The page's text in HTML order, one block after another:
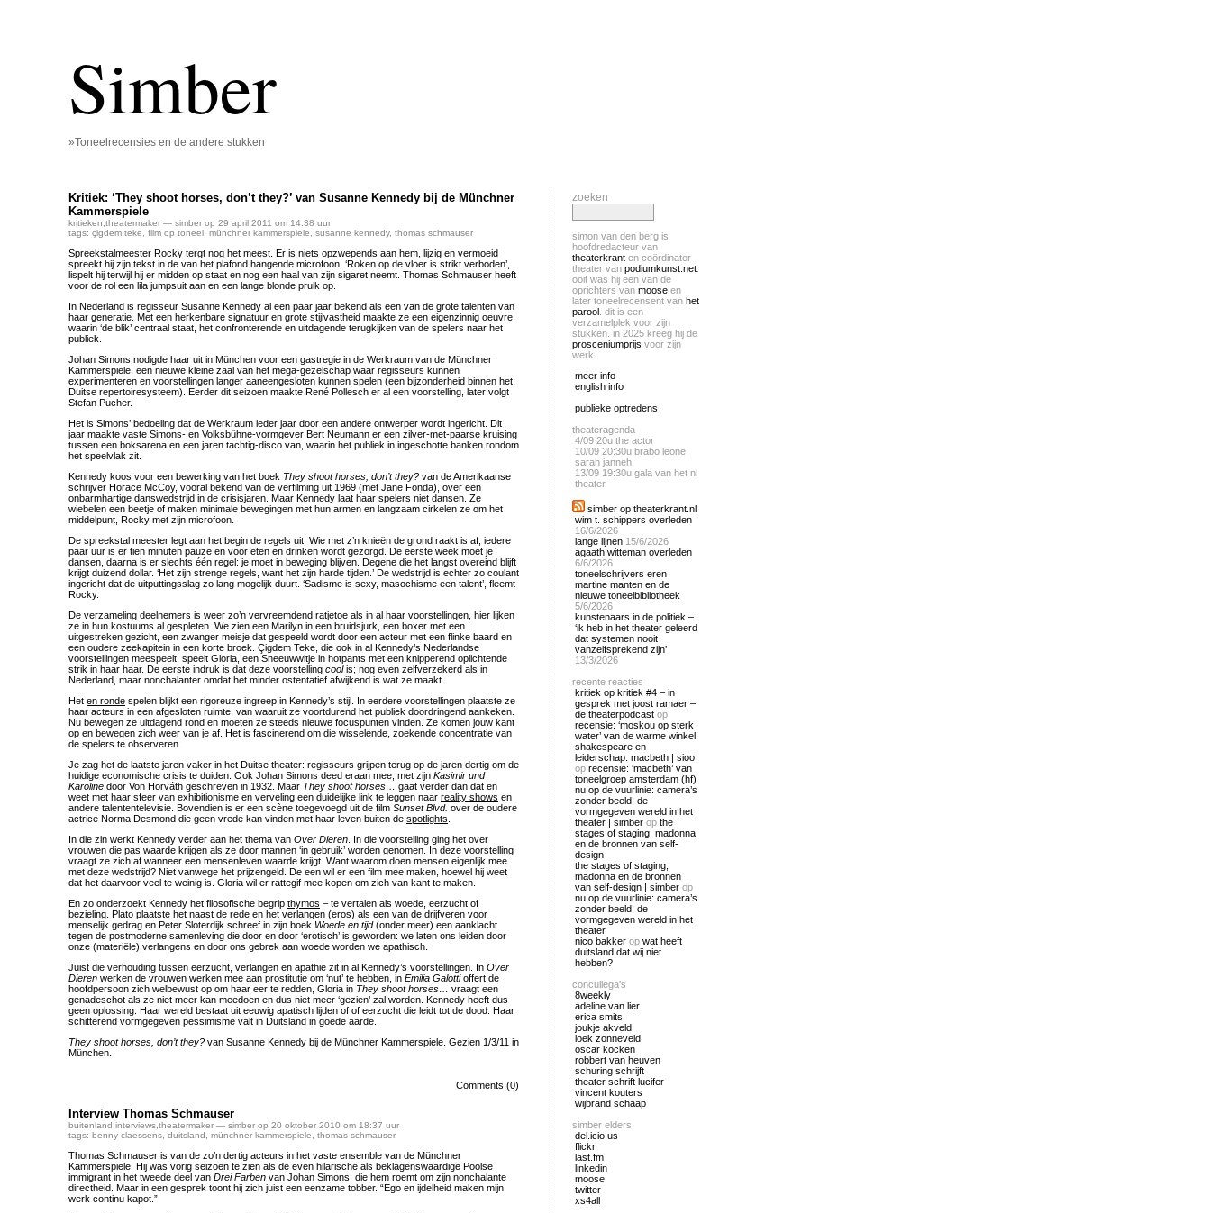
Simber
»Toneelrecensies en de andere stukken
Kritiek: ‘They shoot horses, don’t they?’ van Susanne Kennedy bij de Münchner
Kammerspiele
kritieken theatermaker — simber op 29 april 2011 om 14:38 uur
tags: çigdem teke film op toneel münchner kammerspiele susanne kennedy, thomas schmauser
Spreekstalmeester Rocky tergt nog het meest. Er is niets opzwepends aan hem, lijzig en vermoeid
spreekt hij zijn tekst in de van het plafond hangende microfoon. ‘Roken op de vloer is strikt verboden’,
lispelt hij terwijl hij er midden op staat en nog een haal van zijn sigaret neemt. Thomas Schmauser heeft
voor de rol een lila jumpsuit aan en een lange blonde pruik op.
In Nederland is regisseur Susanne Kennedy al een paar jaar bekend als een van de grote talenten van
haar generatie. Met een herkenbare signatuur en grote stijlvastheid maakte ze een eigenzinnig oeuvre,
waarin ‘de blik’ centraal staat, het confronterende en uitdagende terugkijken van de spelers naar het
publiek.
Johan Simons nodigde haar uit in München voor een gastregie in de Werkraum van de Münchner
Kammerspiele, een nieuwe kleine zaal van het mega-gezelschap waar regisseurs kunnen
experimenteren en voorstellingen langer aaneengesloten kunnen spelen (een bijzonderheid binnen het
Duitse repertoiresysteem). Eerder dit seizoen maakte René Pollesch er al een voorstelling, later volgt
Stefan Pucher.
Het is Simons’ bedoeling dat de Werkraum ieder jaar door een andere ontwerper wordt ingericht. Dit
jaar maakte vaste Simons- en Volksbühne-vormgever Bert Neumann er een zilver-met-paarse kruising
tussen een boksarena en een jaren tachtig-disco van, waarin het publiek in ingeschotte banken rondom
het speelvlak zit.
Kennedy koos voor een bewerking van het boek They shoot horses, don’t they? van de Amerikaanse
schrijver Horace McCoy, vooral bekend van de verfilming uit 1969 (met Jane Fonda), over een
onbarmhartige danswedstrijd in de crisisjaren. Maar Kennedy laat haar spelers niet dansen. Ze
wiebelen een beetje of maken minimale bewegingen met hun armen en langzaam cirkelen ze om het
middelpunt, Rocky met zijn microfoon.
De spreekstal meester legt aan het begin de regels uit. Wie met z’n knieën de grond raakt is af, iedere
paar uur is er tien minuten pauze en voor eten en drinken wordt gezorgd. De eerste week moet je
dansen, daarna is er slechts één regel: je moet in beweging blijven. Degene die het langst overeind blijft
krijgt duizend dollar. ‘Het zijn strenge regels, want het zijn harde tijden.’ De wedstrijd is echter zo coulant
ingericht dat de uitputtingsslag zo lang mogelijk duurt. ‘Sadisme is sexy, masochisme een talent’, fleemt
Rocky.
De verzameling deelnemers is weer zo’n vervreemdend ratjetoe als in al haar voorstellingen, hier lijken
ze in hun kostuums al gespleten. We zien een Marilyn in een bruidsjurk, een boxer met een
uitgestreken gezicht, een zwanger meisje dat gespeeld wordt door een acteur met een flinke baard en
een oudere zeekapitein in een korte broek. Çigdem Teke, die ook in al Kennedy’s Nederlandse
voorstellingen meespeelt, speelt Gloria, een Sneeuwwitje in hotpants met een knipperend oplichtende
strik in haar haar. De eerste indruk is dat deze voorstelling coolis; nog even zelfverzekerd als in
Nederland, maar nonchalanter omdat het minder ostentatief afwijkend is wat ze maakt.
Het en ronde spelen blijkt een rigoreuze ingreep in Kennedy’s stijl. In eerdere voorstellingen plaatste ze
haar acteurs in een afgesloten ruimte, van waaruit ze voortdurend het publiek doordringend aankeken.
Nu bewegen ze uitdagend rond en moeten ze steeds nieuwe focuspunten vinden. Ze komen jouw kant
op en bewegen zich weer van je af. Het is fascinerend om die wisselende, zoekende concentratie van
de spelers te observeren.
Je zag het de laatste jaren vaker in het Duitse theater: regisseurs grijpen terug op de jaren dertig om de
huidige economische crisis te duiden. Ook Johan Simons deed eraan mee, met zijn Kasimir und
Karoline door Von Horváth geschreven in 1932. Maar They shoot horses… gaat verder dan dat en
weet met haar sfeer van exhibitionisme en verveling een duidelijke link te leggen naar reality shows en
andere talententelevisie. Bovendien is er een scène toegevoegd uit de film Sunset Blvd. over de oudere
actrice Norma Desmond die geen vrede kan vinden met haar leven buiten de spotlights
In die zin werkt Kennedy verder aan het thema van Over Dieren . In die voorstelling ging het over
vrouwen die pas waarde krijgen als ze door mannen ‘in gebruik’ worden genomen. In deze voorstelling
vraagt ze zich af wanneer een mensenleven waarde krijgt. Want waarom doen mensen eigenlijk mee
met deze wedstrijd? Niet vanwege het prijzengeld. De een wil er een film mee maken, hoewel hij weet
dat het daarvoor veel te weinig is. Gloria wil er rattegif mee kopen om zich van kant te maken.
En zo onderzoekt Kennedy het filosofische begrip thymos – te vertalen als woede, eerzucht of
bezieling. Plato plaatste het naast de rede en het verlangen (eros) als een van de drijfveren voor
menselijk gedrag en Peter Sloterdijk schreef in zijn boek Woede en tijd(onder meer) een aanklacht
tegen de postmoderne samenleving die door en door ‘erotisch’ is geworden: we laten ons leiden door
onze (materiële) verlangens en door ons gebrek aan woede worden we apathisch.
Juist die verhouding tussen eerzucht, verlangen en apathie zit in al Kennedy’s voorstellingen. In Over
Dieren werken de vrouwen werken mee aan prostitutie om ‘nut’ te hebben, in Emilia Galottioffert de
hoofdpersoon zich welbewust op om haar eer te redden, Gloria in They shoot horses… vraagt een
genadeschot als ze niet meer kan meedoen en dus niet meer ‘gezien’ zal worden. Kennedy heeft dus
geen oplossing. Haar wereld bestaat uit eeuwig apatisch lijden of of eerzucht die leidt tot de dood. Haar
schitterend vormgegeven pessimisme valt in Duitsland in goede aarde.
They shoot horses, don’t they? van Susanne Kennedy bij de Münchner Kammerspiele. Gezien 1/3/11 in
München.
Comments (0)
Interview Thomas Schmauser
buitenland interviews theatermaker — simber op 20 oktober 2010 om 18:37 uur
tags: benny claessens duitsland münchner kammerspiele thomas schmauser
Thomas Schmauser is van de zo’n dertig acteurs in het vaste ensemble van de Münchner
Kammerspiele. Hij was vorig seizoen te zien als de even hilarische als beklagenswaardige Poolse
immigrant in het tweede deel van Drei Farben van Johan Simons, die hem roemt om zijn nonchalante
directheid. Maar in een gesprek toont hij zich juist een eenzame tobber. “Ego en ijdelheid maken mijn
werk continu kapot.”
zoeken
simon van den berg is
hoofdredacteur van
theaterkrant en coördinator
theater van podiumkunst.net
ooit was hij een van de
oprichters van moose en
later toneelrecensent van het
parool . dit is een
verzamelplek voor zijn
stukken. in 2025 kreeg hij de
prosceniumprijs voor zijn
werk.
meer info
english info
publieke optredens
theateragenda
4/09 20u the actor
10/09 20:30u brabo leone,
sarah janneh
13/09 19:30u gala van het nl
theater
simber op theaterkrant.nl
wim t. schippers overleden
16/6/2026
lange lijnen 15/6/2026
agaath witteman overleden
6/6/2026
toneelschrijvers eren
martine manten en de
nieuwe toneelbibliotheek
5/6/2026
kunstenaars in de politiek –
‘ik heb in het theater geleerd
dat systemen nooit
vanzelfsprekend zijn’
13/3/2026
recente reacties
kritiek op kritiek #4 – in
gesprek met joost ramaer –
de theaterpodcast op
recensie: ‘moskou op sterk
water’ van de warme winkel
shakespeare en
leiderschap: macbeth | sioo
op recensie: ‘macbeth’ van
toneelgroep amsterdam (hf)
nu op de vuurlinie: camera’s
zonder beeld; de
vormgegeven wereld in het
theater | simber op the
stages of staging, madonna
en de bronnen van self-
design
the stages of staging,
madonna en de bronnen
van self-design | simber op
nu op de vuurlinie: camera’s
zonder beeld; de
vormgegeven wereld in het
theater
nico bakker op wat heeft
duitsland dat wij niet
hebben?
concullega's
8weekly
adeline van lier
erica smits
joukje akveld
loek zonneveld
oscar kocken
robbert van heuven
schuring schrijft
theater schrift lucifer
vincent kouters
wijbrand schaap
simber elders
del.icio.us
flickr
last.fm
linkedin
moose
twitter
xs4all